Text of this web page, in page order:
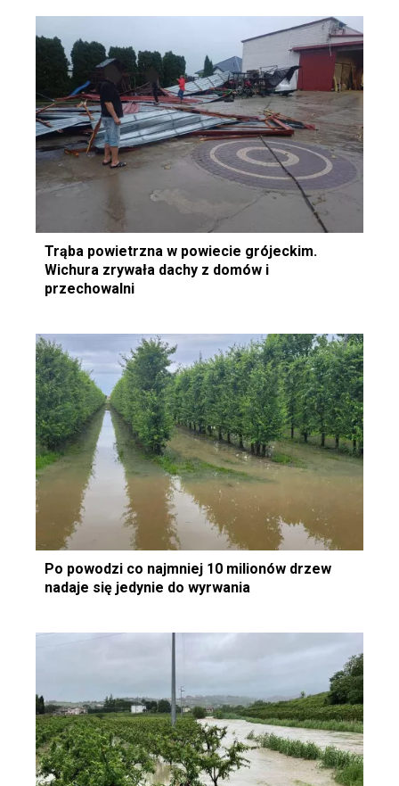
Trąba powietrzna w powiecie grójeckim.
Wichura zrywała dachy z domów i
przechowalni
Po powodzi co najmniej 10 milionów drzew
nadaje się jedynie do wyrwania